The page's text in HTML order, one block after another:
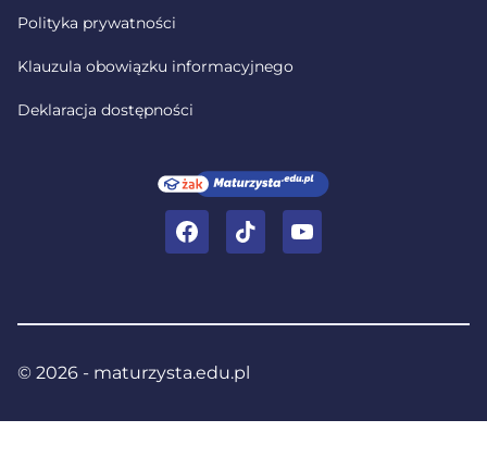
Polityka prywatności
Klauzula obowiązku informacyjnego
Deklaracja dostępności
FacebookTikTokYouTube
© 2026 - maturzysta.edu.pl